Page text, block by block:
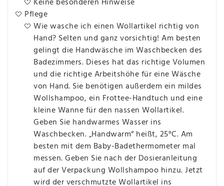
Keine besonderen Hinweise
Pflege
Wie wasche ich einen Wollartikel richtig von
Hand? Selten und ganz vorsichtig! Am besten
gelingt die Handwäsche im Waschbecken des
Badezimmers. Dieses hat das richtige Volumen
und die richtige Arbeitshöhe für eine Wäsche
von Hand. Sie benötigen außerdem ein mildes
Wollshampoo, ein Frottee-Handtuch und eine
kleine Wanne für den nassen Wollartikel.
Geben Sie handwarmes Wasser ins
Waschbecken. „Handwarm“ heißt, 25°C. Am
besten mit dem Baby-Badethermometer mal
messen. Geben Sie nach der Dosieranleitung
auf der Verpackung Wollshampoo hinzu. Jetzt
wird der verschmutzte Wollartikel ins